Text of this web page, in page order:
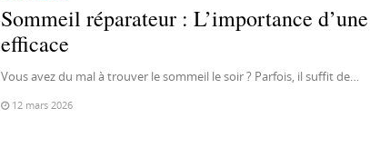
Sommeil réparateur : L’importance
efficace
Vous avez du mal à trouver le sommeil le soir ? Parfois, il suffit de…
12 mars 2026